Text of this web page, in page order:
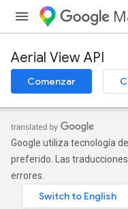
Aerial View API
Comenzar
Google utiliza tecnología
preferido. Las
errores.